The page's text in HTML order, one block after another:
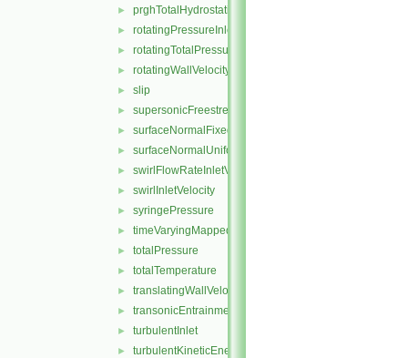
► prghTotalHydrostaticPressure
► rotatingPressureInletOutletVelocity
► rotatingTotalPressure
► rotatingWallVelocity
► slip
► supersonicFreestream
► surfaceNormalFixedValue
► surfaceNormalUniformFixedValue
► swirlFlowRateInletVelocity
► swirlInletVelocity
► syringePressure
► timeVaryingMappedFixedValue
► totalPressure
► totalTemperature
► translatingWallVelocity
► transonicEntrainmentPressure
► turbulentInlet
► turbulentKineticEnergy